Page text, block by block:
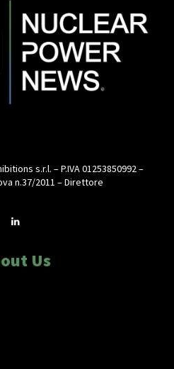
s.r.l. – P.IVA 01253850992 –
n.37/2011 – Direttore
Us